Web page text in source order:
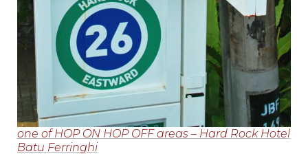
one of HOP ON HOP OFF areas – Hard Rock Hotel
Batu Ferringhi